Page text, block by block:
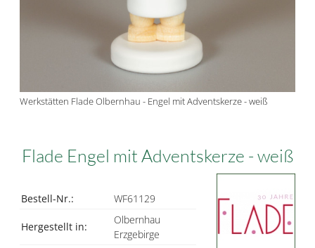
Werkstätten Flade Olbernhau - Engel mit Adventskerze - weiß
Flade Engel mit Adventskerze - weiß
Bestell-Nr.: WF61129
Hergestellt in:
Olbernhau
Erzgebirge